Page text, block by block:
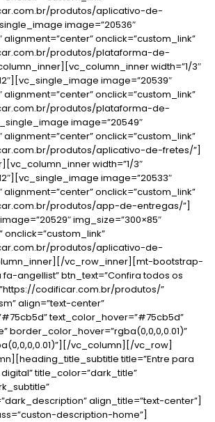
produtos/aplicativo-de-
image=”20536″
alignment=”center” onclick=”custom_link”
produtos/plataforma-de-
width=”1/3″
image=”20539″
alignment=”center” onclick=”custom_link”
produtos/plataforma-de-
image=”20549″
alignment=”center” onclick=”custom_link”
produtos/aplicativo-de-fretes/”]
width=”1/3″
image=”20533″
alignment=”center” onclick=”custom_link”
produtos/app-de-entregas/”]
img_size=”300×85″
onclick=”custom_link”
produtos/aplicativo-de-
vc_row_inner][mt-bootstrap-
angellist” btn_text=”Confira todos os
codificar.com.br/produtos/”
align=”text-center”
text_color_hover=”#75cb5d”
border_color_hover=”rgba(0,0,0,0.01)”
vc_column][/vc_row]
title=”Entre para
title_color=”dark_title”
align_title=”text-center”]
description-home”]